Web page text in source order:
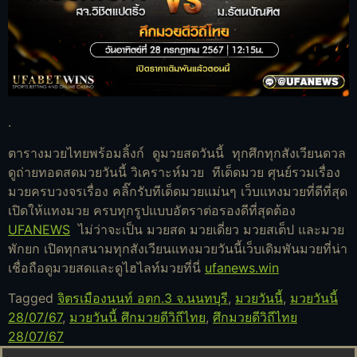
.
ตารางมวยไทยพร้อมลิ้งก์ ดูมวยสดวันนี้ ทุกศึกทุกสังเวียนดวล
ดูถ่ายทอดสดมวยวันนี้ วิเคราะห์มวย ทีเด็ดมวย ศุนย์รวมเรื่อง
มวยครบวงจรเรื่อง คลิ๊กรับทีเด็ดมวยแม่นๆ เว็บแทงมวยที่ดีที่สุด
เปิดให้แทงมวย ครบทุกรูปแบบอัตราต่อรองดีที่สุดต้อง
UFANEWS ไม่ว่าจะเป็น มวยสด มวยเดี่ยว มวยสเต็ป และมวย
พักยก เปิดทุกสนามทุกสังเวียนแทงมวยวันนี้เว็บเดิมพันมวยที่น่า
เชื่อถือดูมวยสดและดูไฮไลท์มวยที่นี่ ufanews.win
Tagged จิตรเมืองนนท์ อตก.3 จ.นนทบุรี, มวยวันนี้, มวยวันนี้
28/07/67, มวยวันนี้ ศึกมวยดีวิถีไทย, ศึกมวยดีวิถีไทย
28/07/67